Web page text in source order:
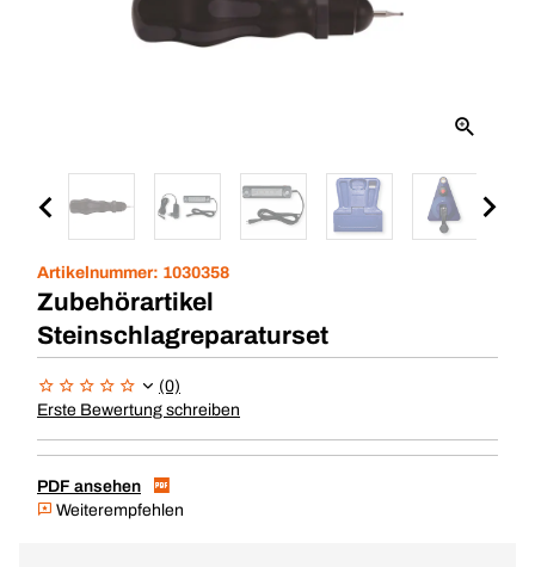
Artikelnummer: 1030358
Zubehörartikel
Steinschlagreparaturset
(0)
Erste Bewertung schreiben
PDF ansehen
Weiterempfehlen